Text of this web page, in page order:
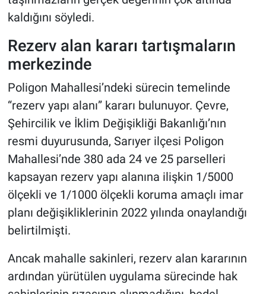
kaldığını söyledi.
Rezerv alan kararı tartışmaların
merkezinde
Poligon Mahallesi’ndeki sürecin temelinde
“rezerv yapı alanı” kararı bulunuyor. Çevre,
Şehircilik ve İklim Değişikliği Bakanlığı’nın
resmi duyurusunda, Sarıyer ilçesi Poligon
Mahallesi’nde 380 ada 24 ve 25 parselleri
kapsayan rezerv yapı alanına ilişkin 1/5000
ölçekli ve 1/1000 ölçekli koruma amaçlı imar
planı değişikliklerinin 2022 yılında onaylandığı
belirtilmişti.
Ancak mahalle sakinleri, rezerv alan kararının
ardından yürütülen uygulama sürecinde hak